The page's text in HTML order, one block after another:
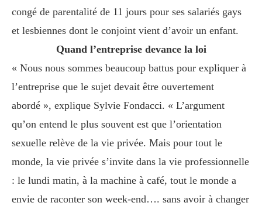
congé de parentalité de 11 jours pour ses salariés gays
et lesbiennes dont le conjoint vient d’avoir un enfant.
Quand l’entreprise devance la loi
« Nous nous sommes beaucoup battus pour expliquer à
l’entreprise que le sujet devait être ouvertement
abordé », explique Sylvie Fondacci. « L’argument
qu’on entend le plus souvent est que l’orientation
sexuelle relève de la vie privée. Mais pour tout le
monde, la vie privée s’invite dans la vie professionnelle
: le lundi matin, à la machine à café, tout le monde a
envie de raconter son week-end…. sans avoir à changer